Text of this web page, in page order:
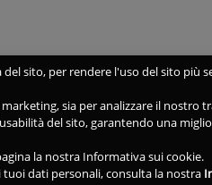
sito, per rendere l'uso del sito
sia per analizzare il nostro
del sito, garantendo una
la nostra Informativa sui cookie.
dati personali, consulta la nostra